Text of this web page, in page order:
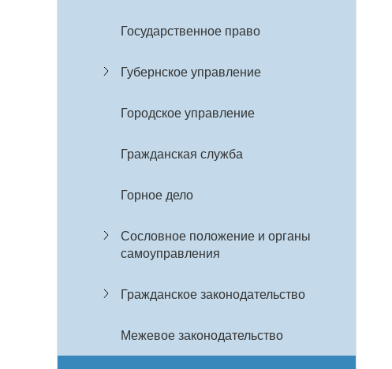
Государственное право
Губернское управление
Городское управление
Гражданская служба
Горное дело
Сословное положение и органы
самоуправления
Гражданское законодательство
Межевое законодательство